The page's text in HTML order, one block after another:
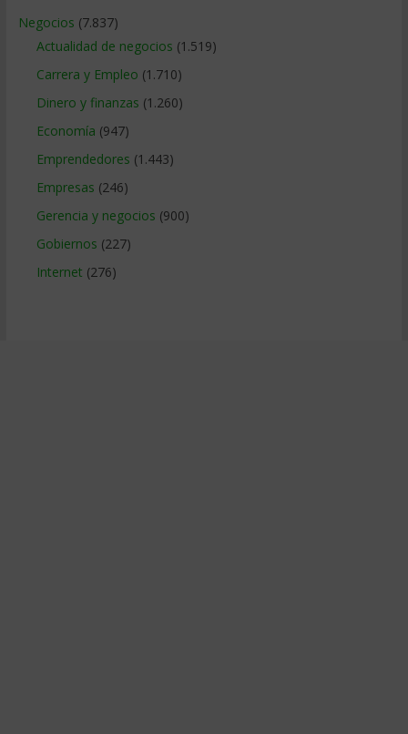
Negocios (7.837)
Actualidad de negocios (1.519)
Carrera y Empleo (1.710)
Dinero y finanzas (1.260)
Economía (947)
Emprendedores (1.443)
Empresas (246)
Gerencia y negocios (900)
Gobiernos (227)
Internet (276)